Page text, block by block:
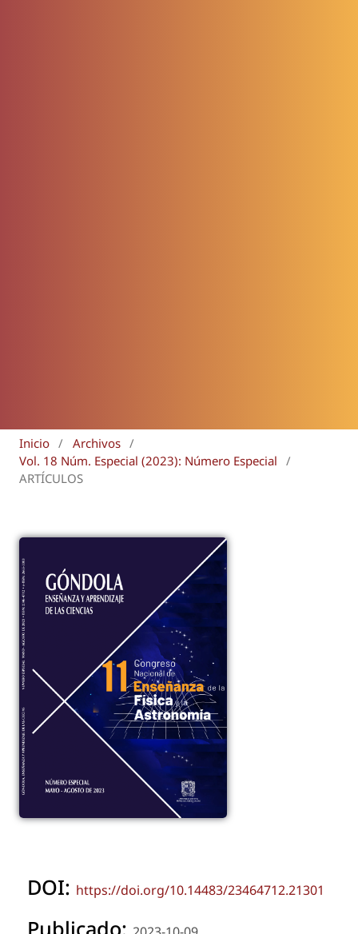
Inicio / Archivos /
Vol. 18 Núm. Especial (2023): Número Especial
/
ARTÍCULOS
DOI: https://doi.org/10.14483/23464712.21301